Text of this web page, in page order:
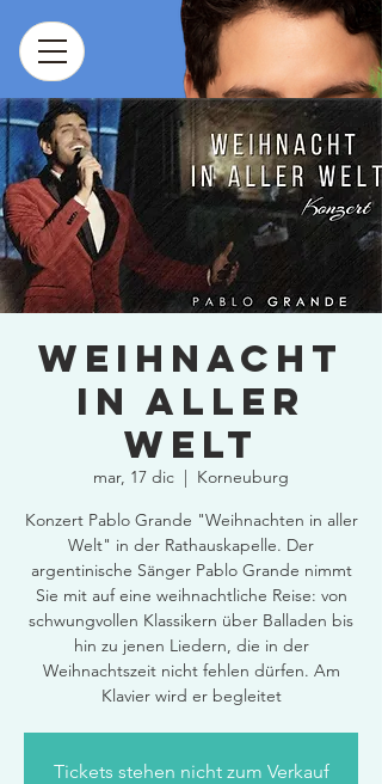
Weihnacht
in aller
Welt
mar, 17 dic
  |
Korneuburg
Konzert Pablo Grande "Weihnachten in aller
Welt" in der Rathauskapelle. Der
argentinische Sänger Pablo Grande nimmt
Sie mit auf eine weihnachtliche Reise: von
schwungvollen Klassikern über Balladen bis
hin zu jenen Liedern, die in der
Weihnachtszeit nicht fehlen dürfen. Am
Klavier wird er begleitet
Tickets stehen nicht zum Verkauf